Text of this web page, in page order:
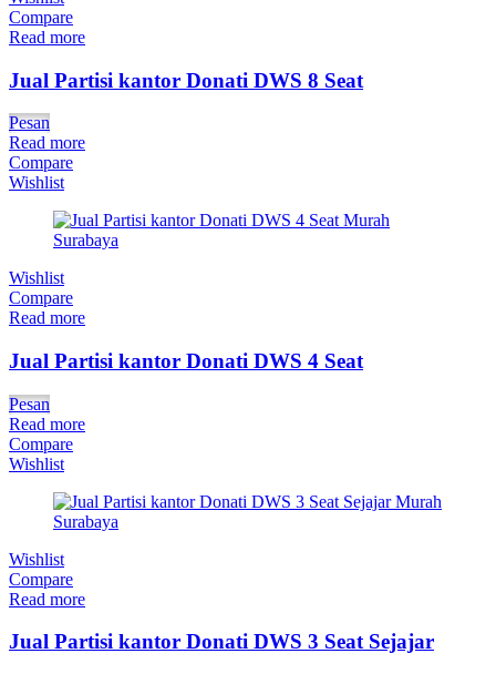
Compare
Read more
Jual Partisi kantor Donati DWS 8 Seat
Pesan
Read more
Compare
Wishlist
Wishlist
Compare
Read more
Jual Partisi kantor Donati DWS 4 Seat
Pesan
Read more
Compare
Wishlist
Wishlist
Compare
Read more
Jual Partisi kantor Donati DWS 3 Seat Sejajar